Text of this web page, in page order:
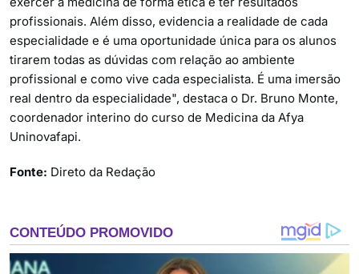
profissionais. Além disso, evidencia a realidade de cada
especialidade e é uma oportunidade única para os alunos
tirarem todas as dúvidas com relação ao ambiente
profissional e como vive cada especialista. É uma imersão
real dentro da especialidade", destaca o Dr. Bruno Monte,
coordenador interino do curso de Medicina da Afya
Uninovafapi.
Fonte: Direto da Redação